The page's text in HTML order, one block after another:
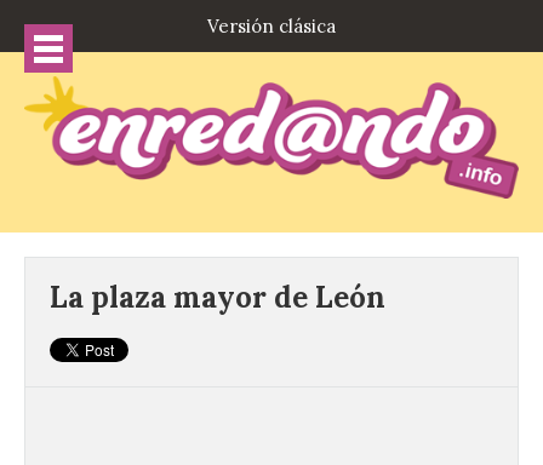
Versión clásica
La plaza mayor de León